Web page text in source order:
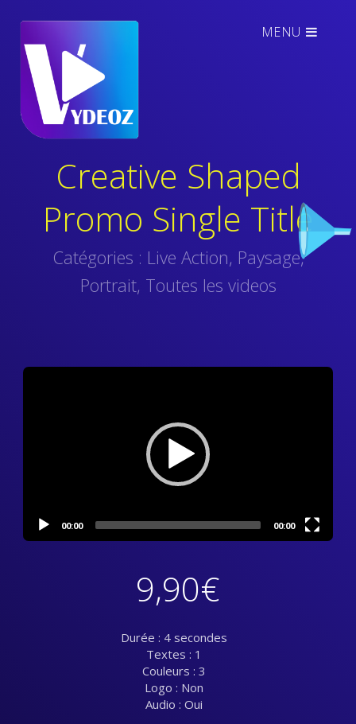
MENU
Creative Shaped
Promo Single Title
Catégories : Live Action, Paysage,
Portrait, Toutes les videos
00:00 00:00
9,90€
Durée : 4 secondes
Textes : 1
Couleurs : 3
Logo : Non
Audio : Oui